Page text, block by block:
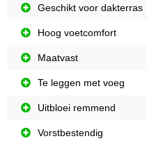
Geschikt voor dakterras
Hoog voetcomfort
Maatvast
Te leggen met voeg
Uitbloei remmend
Vorstbestendig